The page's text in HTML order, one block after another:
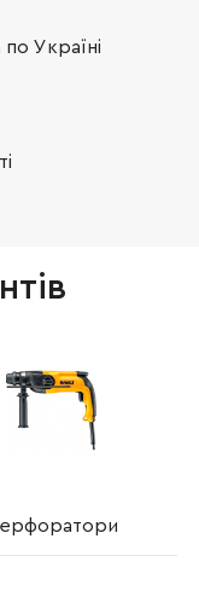
Україні